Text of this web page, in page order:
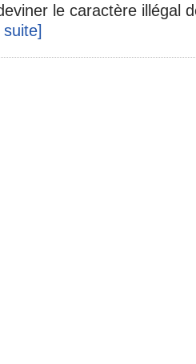
le caractère illégal